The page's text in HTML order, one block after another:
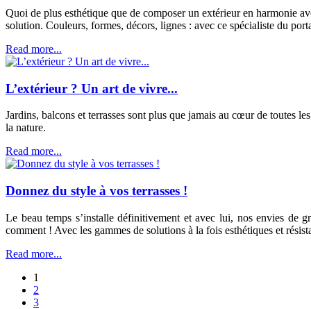
Quoi de plus esthétique que de composer un extérieur en harmonie
solution. Couleurs, formes, décors, lignes : avec ce spécialiste du
Read more...
L’extérieur ? Un art de vivre...
Jardins, balcons et terrasses sont plus que jamais au cœur de toutes
la nature.
Read more...
Donnez du style à vos terrasses !
Le beau temps s’installe définitivement et avec lui, nos envies de
comment ! Avec les gammes de solutions à la fois esthétiques et
Read more...
1
2
3